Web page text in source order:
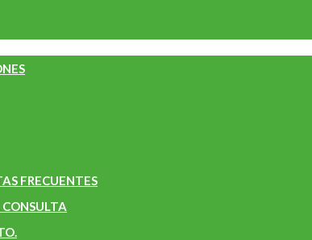
FRECUENTES